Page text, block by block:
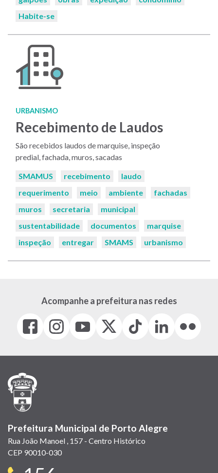
Habite-se
URBANISMO
Recebimento de Laudos
São recebidos laudos de marquise, inspeção
predial, fachada, muros, sacadas
Palavras-
SMAMUS recebimento
laudo
requerimento
meio ambiente
fachadas
muros
secretaria
municipal
sustentabilidade
documentos
marquise
inspeção
entregar SMAMS urbanismo
Acompanhe a prefeitura nas redes
Facebook
(link
em
janela)
Instagram
(link
em
(link
em
(Antigo
(link
Tiktok
(link
em
LinkedIn
(link
em
(link
em
Prefeitura Municipal de Porto Alegre
Rua João Manoel , 157 - Centro Histórico
CEP 90010-030